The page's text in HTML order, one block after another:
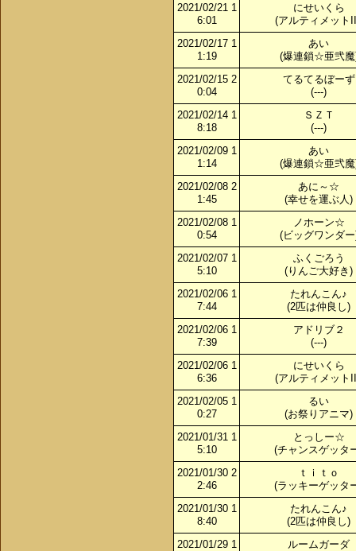
2021/02/21 1
6:01
にせいくら
(アルティメット
2021/02/17 1
1:19
あい
(爆連鎖☆亜弐
2021/02/15 2
0:04
てるてるぼーず
(---)
2021/02/14 1
8:18
ＳＺＴ
(---)
2021/02/09 1
1:14
あい
(爆連鎖☆亜弐
2021/02/08 2
1:45
あに～☆
(幸せを運ぶ人)
2021/02/08 1
0:54
ノホーン☆
(ビッグワンダ
2021/02/07 1
5:10
ふくごろう
(りんご大好き)
2021/02/06 1
7:44
たれんこん♪
(2匹は仲良し)
2021/02/06 1
7:39
アドリブ２
(---)
2021/02/06 1
6:36
にせいくら
(アルティメット
2021/02/05 1
0:27
るい
(お祭りアニマ)
2021/01/31 1
5:10
とっしー☆
(チャンスゲッタ
2021/01/30 2
2:46
ｔｉｔｏ
(ラッキーゲッタ
2021/01/30 1
8:40
たれんこん♪
(2匹は仲良し)
2021/01/29 1
ルームガーダ